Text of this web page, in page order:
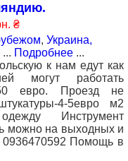
₴
, Украина,
... Подробнее ...
к нам едут как
могут работать
евро. Проезд не
4-5евро м2
Инструмент
можно на выходных и
0936470592 Помощь в